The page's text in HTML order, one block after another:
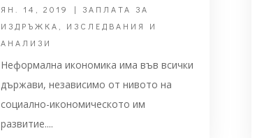
ЯН. 14, 2019 | ЗАПЛАТА ЗА
ИЗДРЪЖКА , ИЗСЛЕДВАНИЯ И
АНАЛИЗИ
Неформална икономика има във всички
държави, независимо от нивото на
социално-икономическото им
развитие....